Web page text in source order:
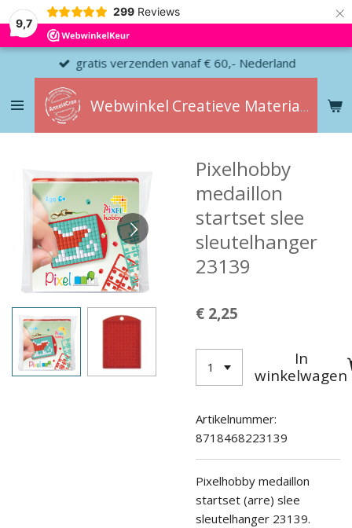
9,7
299 Reviews ×
Webwinkel Creatieve Materialen
gratis verzenden vanaf € 60,- Nederland
Pixelhobby
medaillon
startset slee
sleutelhanger
23139
€ 2,25
In
winkelwagen
Artikelnummer:
8718468223139
Pixelhobby medaillon
startset (arre) slee
sleutelhanger 23139.